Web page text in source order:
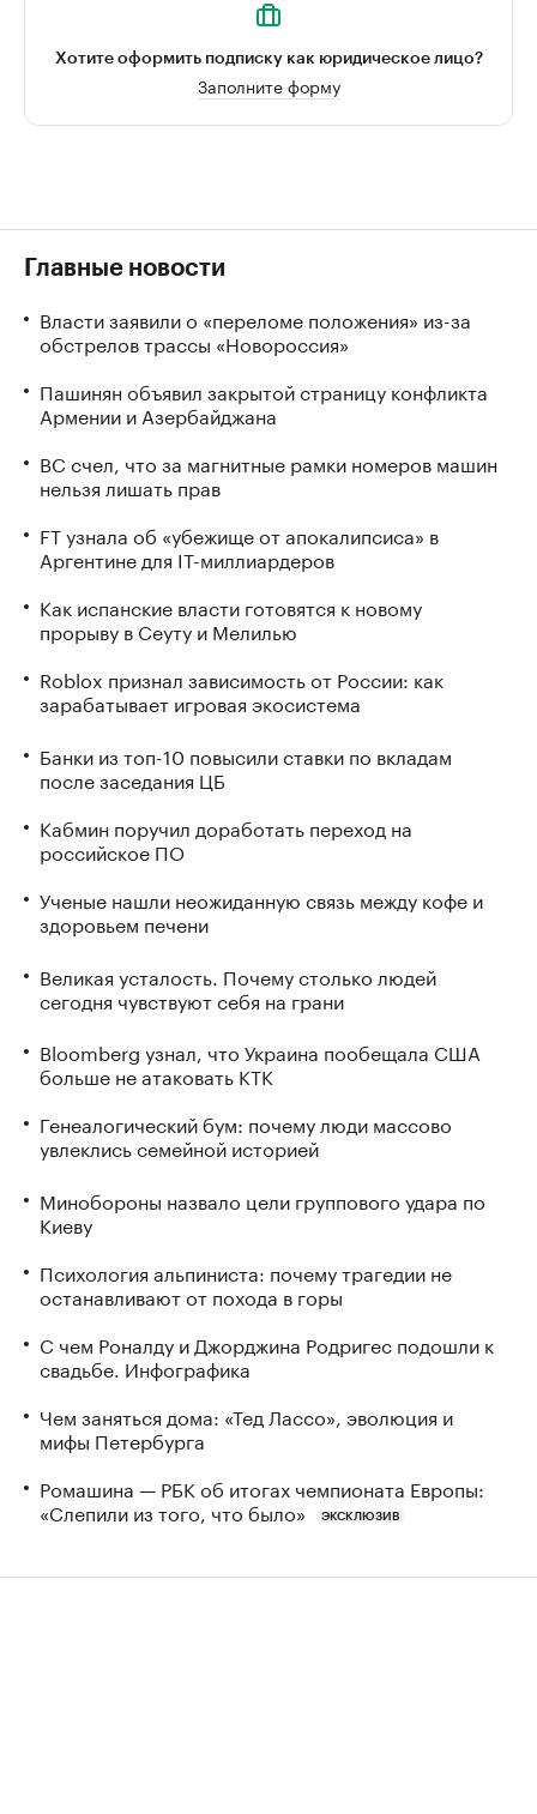
Хотите оформить подписку как юридическое лицо?
Заполните форму
Главные новости
Власти заявили о «переломе положения» из-за
обстрелов трассы «Новороссия»
Пашинян объявил закрытой страницу конфликта
Армении и Азербайджана
ВС счел, что за магнитные рамки номеров машин
нельзя лишать прав
FT узнала об «убежище от апокалипсиса» в
Аргентине для IT-миллиардеров
Как испанские власти готовятся к новому
прорыву в Сеуту и Мелилью
Roblox признал зависимость от России: как
зарабатывает игровая экосистема
Банки из топ-10 повысили ставки по вкладам
после заседания ЦБ
Кабмин поручил доработать переход на
российское ПО
Ученые нашли неожиданную связь между кофе и
здоровьем печени
Великая усталость. Почему столько людей
сегодня чувствуют себя на грани
Bloomberg узнал, что Украина пообещала США
больше не атаковать КТК
Генеалогический бум: почему люди массово
увлеклись семейной историей
Минобороны назвало цели группового удара по
Киеву
Психология альпиниста: почему трагедии не
останавливают от похода в горы
С чем Роналду и Джорджина Родригес подошли к
свадьбе. Инфографика
Чем заняться дома: «Тед Лассо», эволюция и
мифы Петербурга
Ромашина — РБК об итогах чемпионата Европы:
«Слепили из того, что было»
ЭКСКЛЮЗИВ